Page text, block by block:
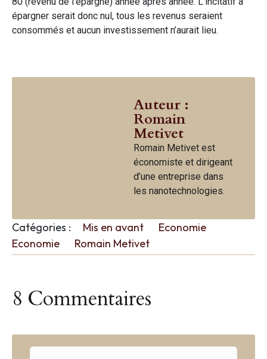
épargner serait donc nul, tous les revenus seraient
consommés et aucun investissement n’aurait lieu.
Auteur :
Romain
Metivet
Romain Metivet est
économiste et dirigeant
d’une entreprise dans
les nanotechnologies.
Catégories : Mis en avant
Economie
Economie
Romain Metivet
8 Commentaires